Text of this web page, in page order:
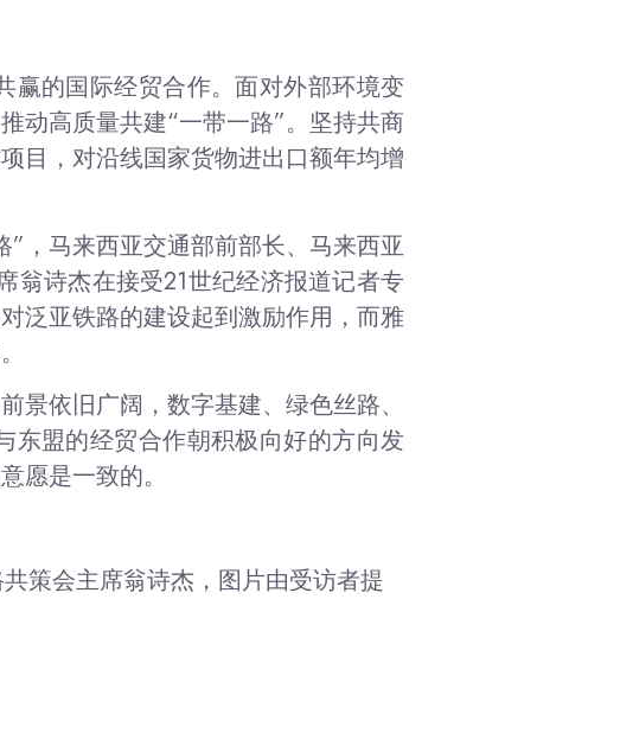
赢的国际经贸合作。面对外部环境变
动高质量共建“一带一路”。坚持共商
目，对沿线国家货物进出口额年均增
，马来西亚交通部前部长、 马来西亚
翁诗杰在接受21世纪经济报道记者专
泛亚铁路的建设起到激励作用，而雅
景依旧广阔，数字基建、绿色丝路、
东盟的经贸合作朝积极向好的方向发
愿是一致的。
策会主席翁诗杰，图片由受访者提